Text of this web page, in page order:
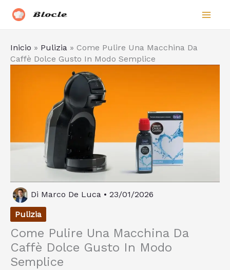
Biocle
Inicio » Pulizia » Come Pulire Una Macchina Da
Caffè Dolce Gusto In Modo Semplice
Di Marco De Luca • 23/01/2026
Pulizia
Come Pulire Una Macchina Da
Caffè Dolce Gusto In Modo
Semplice